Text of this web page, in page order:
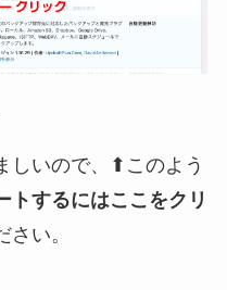
しいので、⬆このよう
トするにはここをクリ
い。